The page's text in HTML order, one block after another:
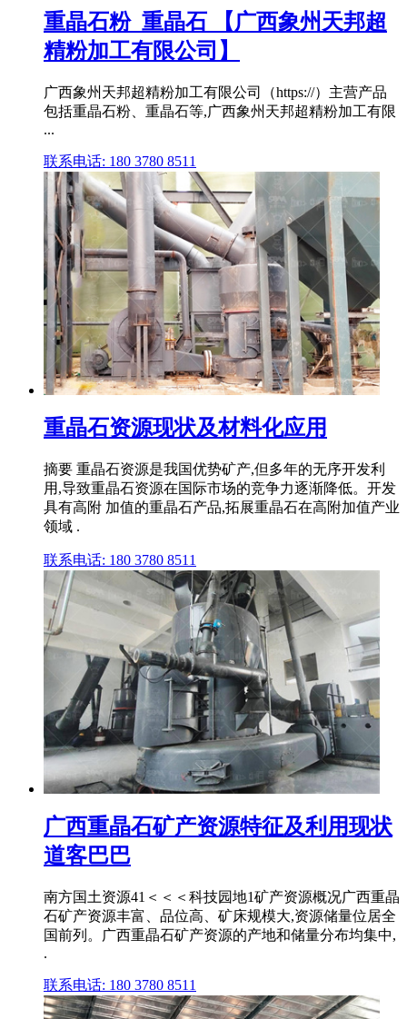
重晶石粉_重晶石 【广西象州天邦超
精粉加工有限公司】
广西象州天邦超精粉加工有限公司（https://）主营产品
包括重晶石粉、重晶石等,广西象州天邦超精粉加工有限
...
联系电话: 180 3780 8511
重晶石资源现状及材料化应用
摘要 重晶石资源是我国优势矿产,但多年的无序开发利
用,导致重晶石资源在国际市场的竞争力逐渐降低。开发
具有高附 加值的重晶石产品,拓展重晶石在高附加值产业
领域 .
联系电话: 180 3780 8511
广西重晶石矿产资源特征及利用现状
道客巴巴
南方国土资源41＜＜＜科技园地1矿产资源概况广西重晶
石矿产资源丰富、品位高、矿床规模大,资源储量位居全
国前列。广西重晶石矿产资源的产地和储量分布均集中,
.
联系电话: 180 3780 8511